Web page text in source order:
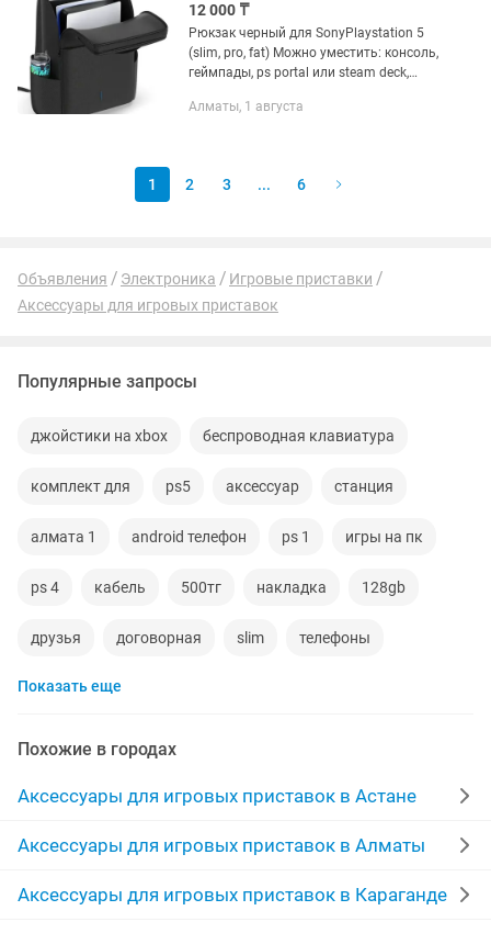
12 000 ₸
Рюкзак черный для SonyPlaystation 5
(slim, pro, fat) Можно уместить: консоль,
геймпады, ps portal или steam deck,
и термос или бутылку Полностью
Алматы, 1 августа
1 2 3 ... 6
Объявления Электроника
Игровые приставки
Аксессуары для игровых приставок
Популярные запросы
джойстики на xbox беспроводная клавиатура
комплект для ps5 аксессуар станция
алмата 1 android телефон ps 1 игры на пк
ps 4 кабель 500тг накладка 128gb
друзья договорная slim телефоны
диск playstation
камера playstation 11 айфон кабель питание
war телевизор смарт тв диски ps4
установка игры на пк аккумуляторы iphone
Показать еще
Похожие в городах
Аксессуары для игровых приставок в Астане
Аксессуары для игровых приставок в Алматы
Аксессуары для игровых приставок в Караганде